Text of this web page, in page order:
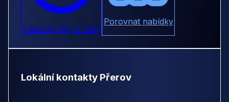
Všechny tipy a rady
Porovnat nabídky
Lokální kontakty Přerov